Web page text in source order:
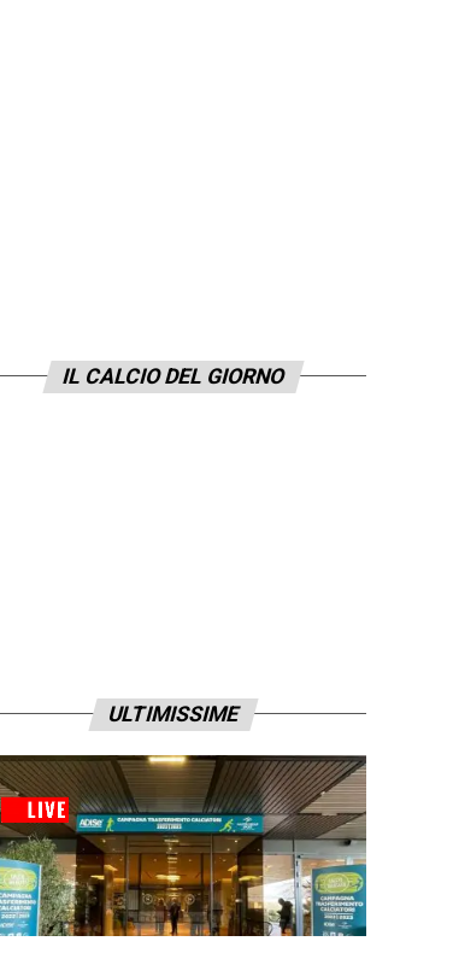
IL CALCIO DEL GIORNO
ULTIMISSIME